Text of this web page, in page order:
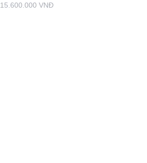
15.600.000 VNĐ